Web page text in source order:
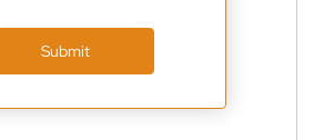
Submit